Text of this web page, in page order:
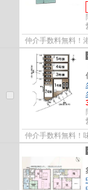
仲介手数料無料！
仲介手数料無料！